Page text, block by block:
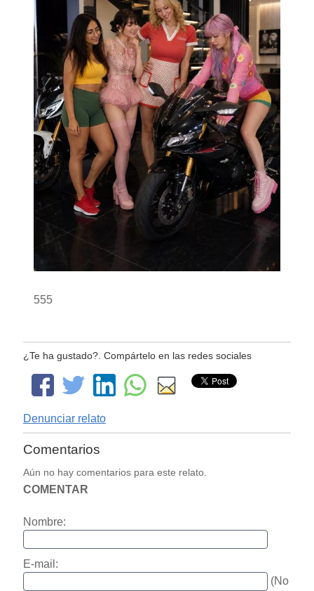
555
¿Te ha gustado?. Compártelo en las redes sociales
Denunciar relato
Comentarios
Aún no hay comentarios para este relato.
COMENTAR
Nombre:
E-mail:
(No